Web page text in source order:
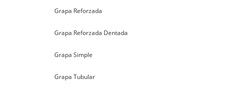
Grapa Reforzada
Grapa Reforzada Dentada
Grapa Simple
Grapa Tubular